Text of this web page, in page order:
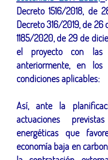
Decreto 1516/2018, de
Decreto 316/2019, de 26
1185/2020, de 29 de
el proyecto con las
anteriormente, en
condiciones aplicables:
Así, ante la
actuaciones
energéticas que
economía baja en